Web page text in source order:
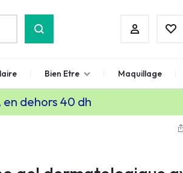
Bien Etre Maquillage
en dehors 40 dh